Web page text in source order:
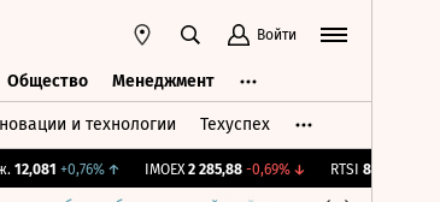
Войти
Общество Менеджмент
и технологии Техуспех
+0,76%↑ IMOEX 2 285,88 -0,69%↓ RTSI 884,56